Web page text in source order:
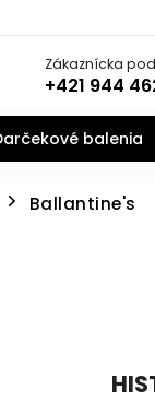
Zákaznícka
+421 944
balenia
/ Ballantine's